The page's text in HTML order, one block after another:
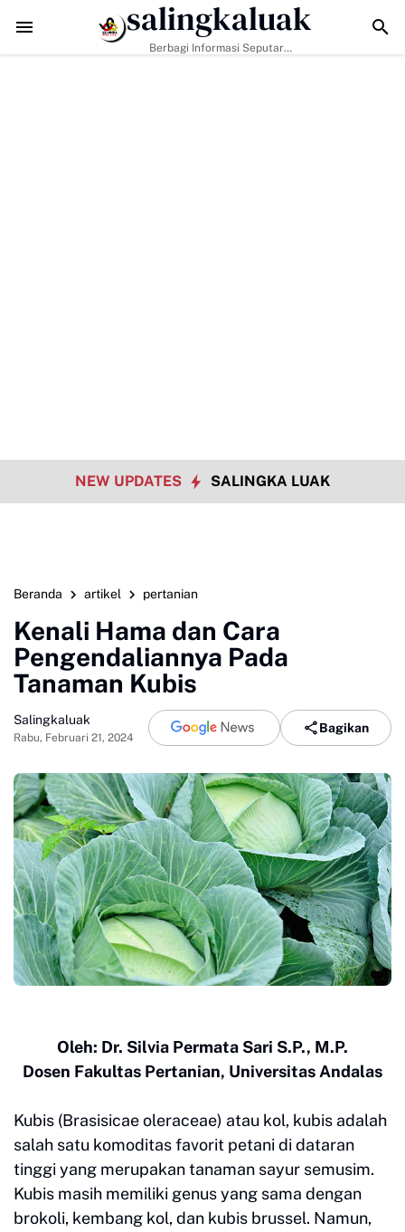
Sosial Jadi Kunci, Hj. Aida Dorong Nagari Aktif Pastikan Warga
salingkaluak
Berbagi Informasi Seputar
NEW UPDATES SALINGKA LUAK
Beranda artikel pertanian
Kenali Hama dan Cara
Pengendaliannya Pada
Tanaman Kubis
Salingkaluak
Rabu, Februari 21, 2024
Bagikan
Oleh: Dr. Silvia Permata Sari S.P., M.P.
Dosen Fakultas Pertanian, Universitas Andalas
Kubis (Brasisicae oleraceae) atau kol, kubis adalah
salah satu komoditas favorit petani di dataran
tinggi yang merupakan tanaman sayur semusim.
Kubis masih memiliki genus yang sama dengan
brokoli, kembang kol, dan kubis brussel. Namun,